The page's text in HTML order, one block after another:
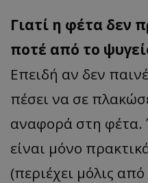
Γιατί η φέτα δεν
ποτέ από το
Επειδή αν δεν
πέσει να σε
αναφορά στη φέτα.
είναι μόνο
(περιέχει μόλις